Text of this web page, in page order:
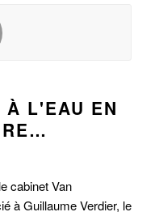
À L'EAU EN
cabinet Van
à Guillaume Verdier, le